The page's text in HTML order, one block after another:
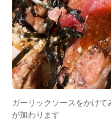
ガーリックソースをかけ
が加わります